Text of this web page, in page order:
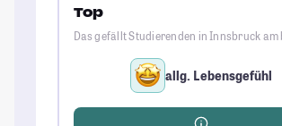
Top
Das gefällt Studierenden in Innsbruck am
allg. Lebensgefühl